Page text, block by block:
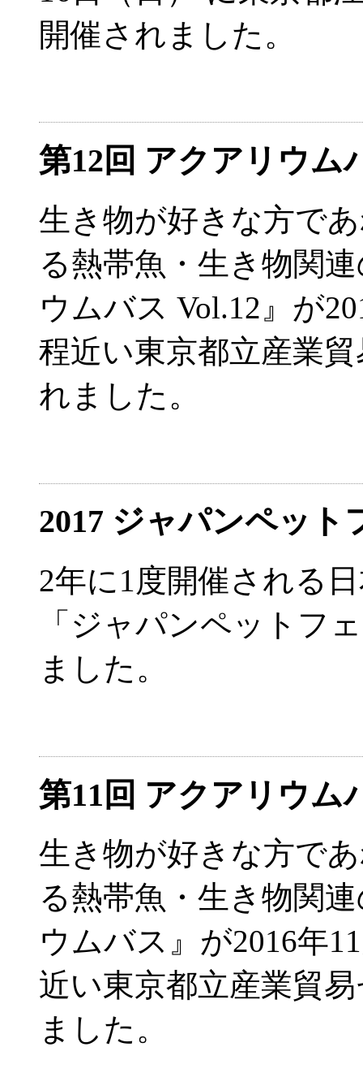
開催されました。
第12回 アクアリウ
生き物が好きな方で
る熱帯魚・生き物関
ウムバス Vol.12』が
程近い東京都立産業
れました。
2017 ジャパンペッ
2年に1度開催される
「ジャパンペットフ
ました。
第11回 アクアリウ
生き物が好きな方で
る熱帯魚・生き物関
ウムバス』が2016年
近い東京都立産業貿
ました。